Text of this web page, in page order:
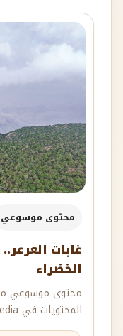
محتوى موسوعي
غابات
الخضراء
محتوى موسوعي
المحتويات في Qpedia.